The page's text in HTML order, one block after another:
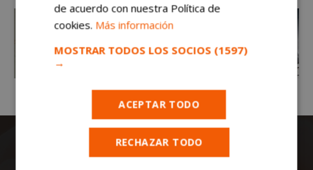
de acuerdo con nuestra Política de
cookies. Más información
MOSTRAR TODOS LOS SOCIOS (1597)
→
ACEPTAR TODO
RECHAZAR TODO